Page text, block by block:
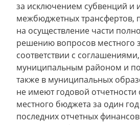
за исключением субвенций и
межбюджетных трансфертов,
на осуществление части
решению вопросов местного
соответствии с
муниципальным районом и
также в муниципальных
не имеют годовой
местного бюджета за один
последних отчетных